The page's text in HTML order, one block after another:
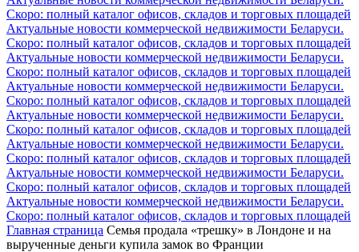
Скоро: полный каталог офисов, складов и торговых площадей
Актуальные новости коммерческой недвижимости Беларуси.
Скоро: полный каталог офисов, складов и торговых площадей
Актуальные новости коммерческой недвижимости Беларуси.
Скоро: полный каталог офисов, складов и торговых площадей
Актуальные новости коммерческой недвижимости Беларуси.
Скоро: полный каталог офисов, складов и торговых площадей
Актуальные новости коммерческой недвижимости Беларуси.
Скоро: полный каталог офисов, складов и торговых площадей
Актуальные новости коммерческой недвижимости Беларуси.
Скоро: полный каталог офисов, складов и торговых площадей
Актуальные новости коммерческой недвижимости Беларуси.
Скоро: полный каталог офисов, складов и торговых площадей
Актуальные новости коммерческой недвижимости Беларуси.
Скоро: полный каталог офисов, складов и торговых площадей
Главная страница Семья продала «трешку» в Лондоне и на
вырученные деньги купила замок во Франции